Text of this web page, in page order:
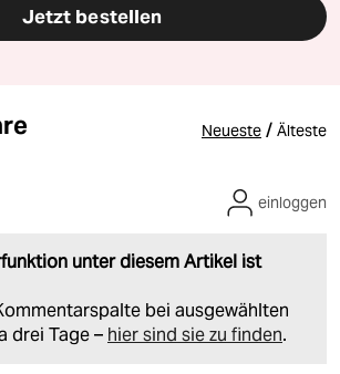
Jetzt bestellen
Neueste / Älteste
unter diesem Artikel ist
bei ausgewählten
drei Tage – hier sind sie zu finden.
einloggen